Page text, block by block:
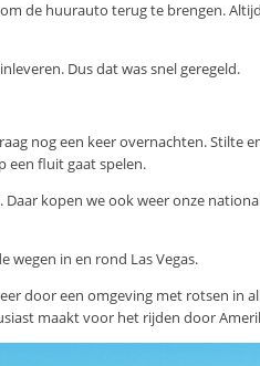
de huurauto terug te brengen.
Dus dat was snel geregeld.
nog een keer overnachten. Stilte
een fluit gaat spelen.
kopen we ook weer onze
in en rond Las Vegas.
door een omgeving met rotsen in
maakt voor het rijden door